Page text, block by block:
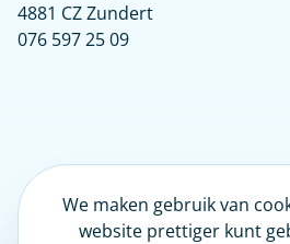
4881 CZ Zundert
076 597 25 09
LinkedIn
We maken gebruik van
website prettiger kunt